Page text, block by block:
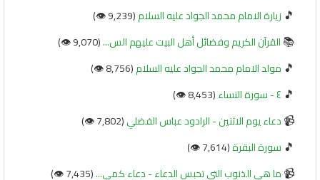
🎵 زيارة الامام محمد الجواد عليه السلام(9,239 👁️)
📚القرآن الكريم وفضائل أهل البيت عليهم الس...(9,070 👁️)
🎵 مولد الامام محمد الجواد عليه السلام(8,756 👁️)
🎵 ٤ - سورة النساء (8,453 👁️)
📹دعاء يوم الاثنين - الرادود عباس الفضلي(7,802 👁️)
🎵 سورة البقرة(7,614 👁️)
📹ما هي الذنوب التي تحبس الدعاء - دعاء كمي...(7,435 👁️)